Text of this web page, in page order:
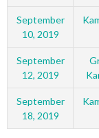
September
10, 2019
September
12, 2019
September
18, 2019